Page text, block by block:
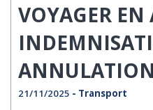
VOYAGER
ANNULATION
21/11/2025 - Transport